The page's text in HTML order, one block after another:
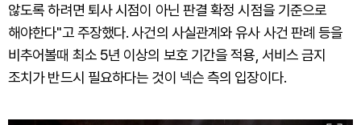
않도록 하려면 퇴사 시점이 아닌 판결 확정 시점을 기준으로
해야한다"고 주장했다. 사건의 사실관계와 유사 사건 판례 등을
비추어볼때 최소 5년 이상의 보호 기간을 적용, 서비스 금지
조치가 반드시 필요하다는 것이 넥슨 측의 입장이다.